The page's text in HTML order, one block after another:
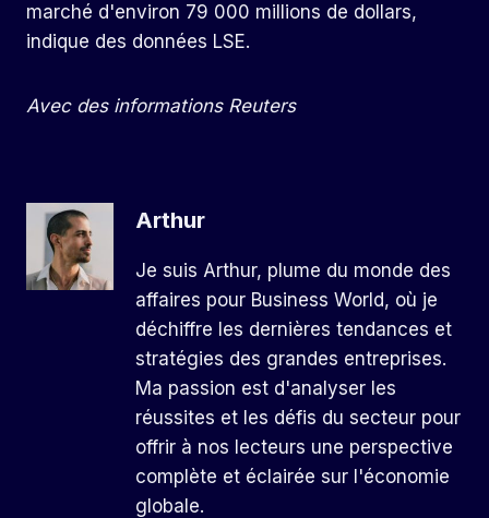
marché d'environ 79 000 millions de dollars,
indique des données LSE.
Avec des informations Reuters
Arthur
Je suis Arthur, plume du monde des
affaires pour Business World, où je
déchiffre les dernières tendances et
stratégies des grandes entreprises.
Ma passion est d'analyser les
réussites et les défis du secteur pour
offrir à nos lecteurs une perspective
complète et éclairée sur l'économie
globale.